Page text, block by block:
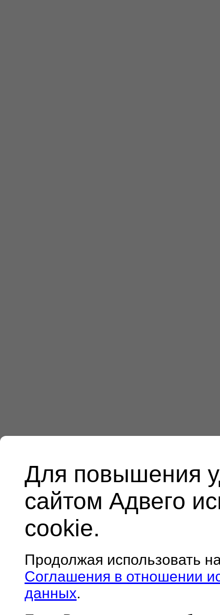
Для повышения
сайтом Адвего
cookie.
Продолжая использовать
Соглашения в отношении
данных.